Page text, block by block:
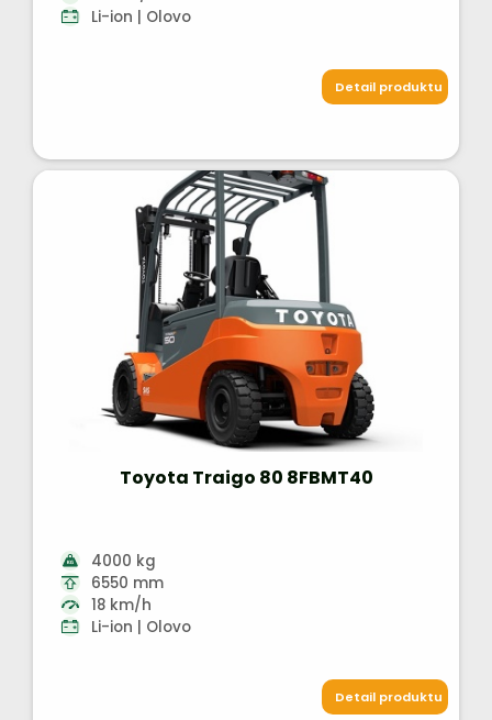
Li-ion | Olovo
Detail produktu
Toyota Traigo 80 8FBMT40
4000 kg
6550 mm
18 km/h
Li-ion | Olovo
Detail produktu